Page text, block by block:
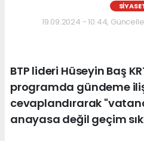
19.09.2024 - 10:44,
BTP lideri Hüseyin Baş
programda gündeme
cevaplandırarak
anayasa değil geçim